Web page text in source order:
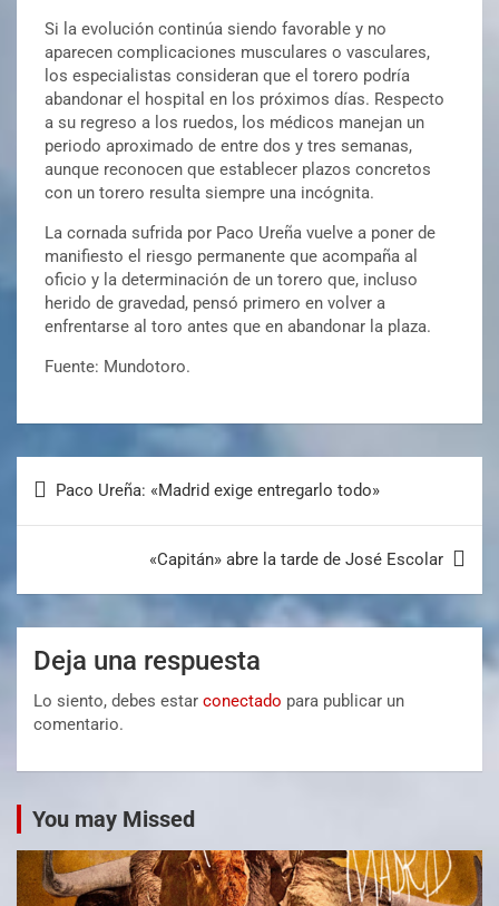
Si la evolución continúa siendo favorable y no
aparecen complicaciones musculares o vasculares,
los especialistas consideran que el torero podría
abandonar el hospital en los próximos días. Respecto
a su regreso a los ruedos, los médicos manejan un
periodo aproximado de entre dos y tres semanas,
aunque reconocen que establecer plazos concretos
con un torero resulta siempre una incógnita.
La cornada sufrida por Paco Ureña vuelve a poner de
manifiesto el riesgo permanente que acompaña al
oficio y la determinación de un torero que, incluso
herido de gravedad, pensó primero en volver a
enfrentarse al toro antes que en abandonar la plaza.
Fuente: Mundotoro.
Paco Ureña: «Madrid exige entregarlo todo»
«Capitán» abre la tarde de José Escolar
Deja una respuesta
Lo siento, debes estar conectado para publicar un
comentario.
You may Missed